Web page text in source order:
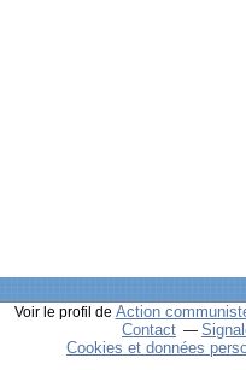
Voir le profil de Action
Contact
Cookies et données